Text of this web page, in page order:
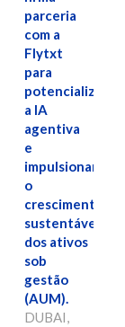
parceria
com a
Flytxt
para
potencializar
a IA
agentiva
e
impulsionar
o
crescimento
sustentável
dos ativos
sob
gestão
(AUM).
DUBAI,